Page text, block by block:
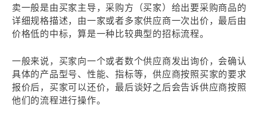
卖一般是由买家主导，采购方（买家）给出要采购商品的
详细规格描述，由一家或者多家供应商一次出价，最后由
价格低的中标，算是一种比较典型的招标流程。
一般来说，买家向一个或者数个供应商发出询价，会确认
具体的产品型号、性能、指标等，供应商按照买家的要求
报价后，买家可以还价，最后谈好之后会告诉供应商按照
他们的流程进行操作。